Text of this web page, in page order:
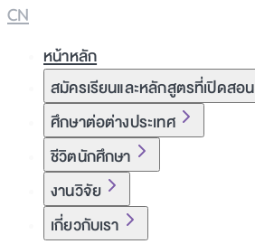
CN
หน้าหลัก
สมัครเรียนและหลักสูตรที่เปิดสอน
ศึกษาต่อต่างประเทศ
ชีวิตนักศึกษา
งานวิจัย
เกี่ยวกับเรา